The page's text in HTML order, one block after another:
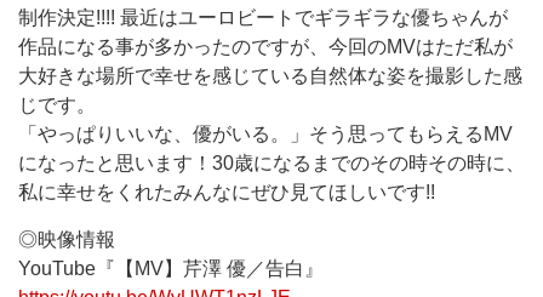
制作決定!!!! 最近はユーロビートでギラギラな優ちゃんが
作品になる事が多かったのですが、今回のMVはただ私が
大好きな場所で幸せを感じている自然体な姿を撮影した感
じです。
「やっぱりいいな、優がいる。」そう思ってもらえるMV
になったと思います！30歳になるまでのその時その時に、
私に幸せをくれたみんなにぜひ見てほしいです!!
◎映像情報
YouTube『【MV】芹澤 優／告白』